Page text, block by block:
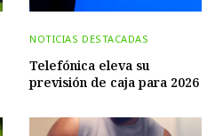
NOTICIAS DESTACADAS
Telefónica eleva su
previsión de caja para 2026